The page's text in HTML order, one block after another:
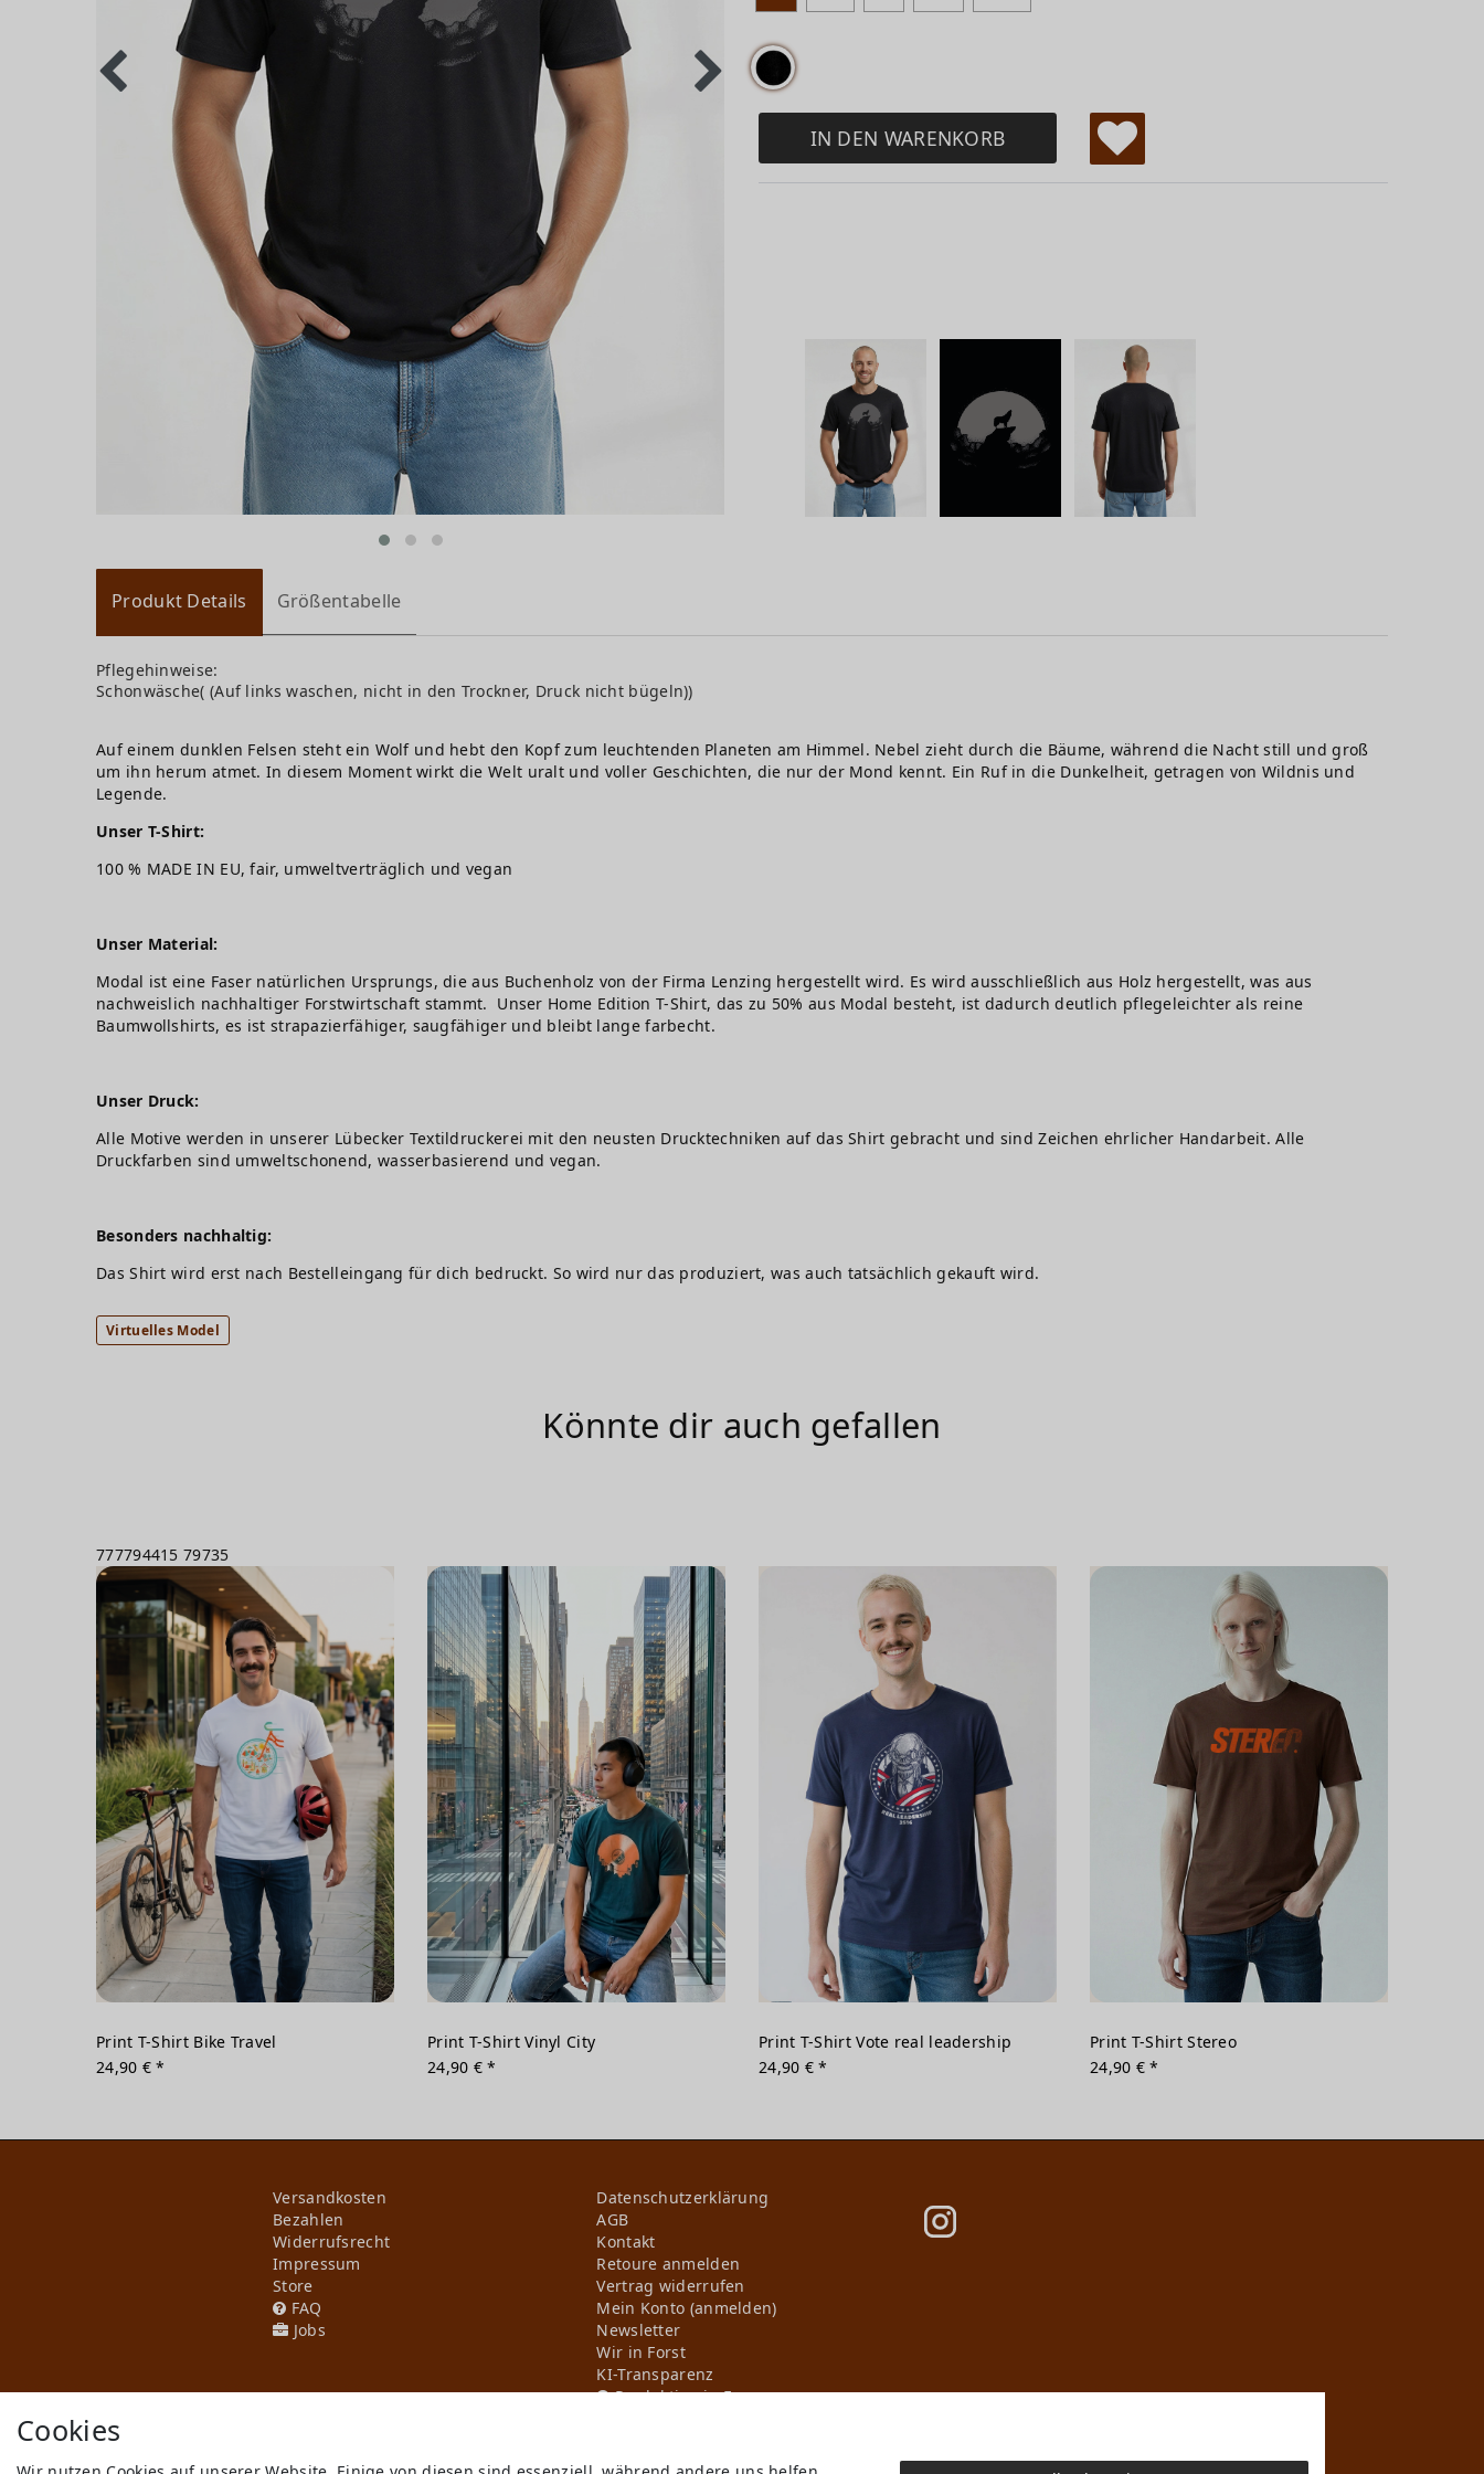
IN DEN WARENKORB
W
lis
te
Produkt Details Größentabelle
Pflegehinweise:
Schonwäsche( (Auf links waschen, nicht in den Trockner, Druck nicht bügeln))
Auf einem dunklen Felsen steht ein Wolf und hebt den Kopf zum leuchtenden Planeten am Himmel. Nebel zieht durch die Bäume, während die Nacht still und groß
um ihn herum atmet. In diesem Moment wirkt die Welt uralt und voller Geschichten, die nur der Mond kennt. Ein Ruf in die Dunkelheit, getragen von Wildnis und
Legende.
Unser T-Shirt:
100 % MADE IN EU, fair, umweltverträglich und vegan
Unser Material:
Modal ist eine Faser natürlichen Ursprungs, die aus Buchenholz von der Firma Lenzing hergestellt wird. Es wird ausschließlich aus Holz hergestellt, was aus
nachweislich nachhaltiger Forstwirtschaft stammt. Unser Home Edition T-Shirt, das zu 50% aus Modal besteht, ist dadurch deutlich pflegeleichter als reine
Baumwollshirts, es ist strapazierfähiger, saugfähiger und bleibt lange farbecht.
Unser Druck:
Alle Motive werden in unserer Lübecker Textildruckerei mit den neusten Drucktechniken auf das Shirt gebracht und sind Zeichen ehrlicher Handarbeit. Alle
Druckfarben sind umweltschonend, wasserbasierend und vegan.
Besonders nachhaltig:
Das Shirt wird erst nach Bestelleingang für dich bedruckt. So wird nur das produziert, was auch tatsächlich gekauft wird.
Virtuelles Model
Könnte dir auch gefallen
777794415 79735
Print T-Shirt Bike Travel
24,90 € *
Print T-Shirt Vinyl City
24,90 € *
Print T-Shirt Vote real leadership
24,90 € *
Print T-Shirt Stereo
24,90 € *
Versandkosten
Bezahlen
Widerrufs­recht
Impressum
Store
FAQ
Jobs
Daten­schutz­erklärung
AGB
Kontakt
Retoure anmelden
Vertrag widerrufen
Mein Konto (anmelden)
Newsletter
Wir in Forst
KI-Transparenz
Produktion in Europa
Cookies